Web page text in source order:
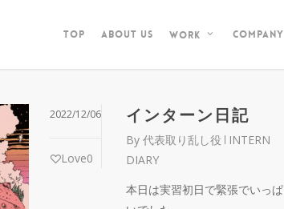
TOP ABOUT US WORK COMPANY
インターン日記
By 代表取り乱し役
INTERN
DIARY
本日は実習初日で緊張でいっぱ
2022/12/06
Love0